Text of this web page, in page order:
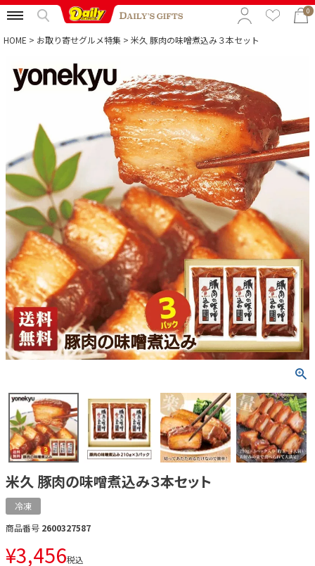
0
特集から選ぶ
カテゴリから選ぶ
贈る相手から選ぶ
HOME お取り寄せグルメ特集 米久 豚肉の味噌煮込み３本セット
米久 豚肉の味噌煮込み３本セット
冷凍
商品番号 2600327587
¥3,456税込